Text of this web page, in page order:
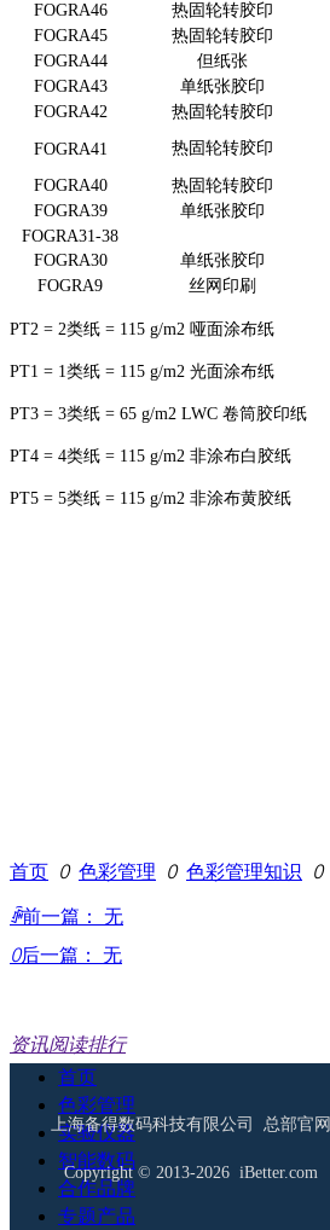
FOGRA46
热固轮转胶印
FOGRA45
热固轮转胶印
FOGRA44
但纸张
FOGRA43
单纸张胶印
FOGRA42
热固轮转胶印
FOGRA41 热固轮转胶印
FOGRA40
热固轮转胶印
FOGRA39
单纸张胶印
FOGRA31-38
FOGRA30
单纸张胶印
FOGRA9
丝网印刷
PT2 = 2类纸 = 115 g/m2 哑面涂布纸
PT1 = 1类纸 = 115 g/m2 光面涂布纸
PT3 = 3类纸 = 65 g/m2 LWC 卷筒胶印纸
PT4 = 4类纸 = 115 g/m2 非涂布白胶纸
PT5 = 5类纸 = 115 g/m2 非涂布黄胶纸
首页 ꄲ 色彩管理 ꄲ 色彩管理知识 ꄲ
ꄴ前一篇：
无
ꄲ后一篇： 无
资讯阅读排行
2019-01-01
美国X-Rite爱色丽公司发展历程
介绍
2020-05-20
爱色丽线上发布i1Pro3和i1Pro3
Plus第三代分光仪 外观/速度/精
首页
色彩管理
实验仪器
智能数码
合作品牌
专题产品
上海备得数码科技有限公司 总部官网
Copyright © 2013-2026 iBetter.com